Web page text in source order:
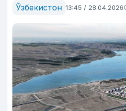
Ўзбекистон 13:45 / 28.04.2026